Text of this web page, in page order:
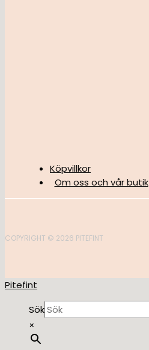
Köpvillkor
Om oss och vår butik
COPYRIGHT © 2026 PITEFINT
Pitefint
Sök
×